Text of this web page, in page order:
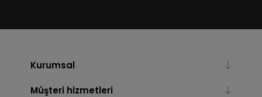
Kurumsal
Müşteri hizmetleri